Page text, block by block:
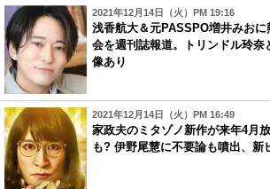
2021年12月14日（火）PM 19:16
浅香航大＆元PASSPO増井みお
会を週刊誌報道。トリンドル玲
像あり
2021年12月14日（火）PM 16:49
家政夫のミタゾノ新作が来年4月
も? 伊野尾慧に不要論も噴出、新